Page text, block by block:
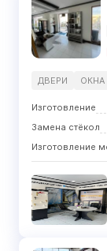
ДВЕРИ ОКНА
Изготовление
Замена стёкол